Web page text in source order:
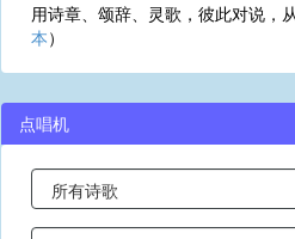
用诗章、颂辞、灵歌，彼此对说，
本）
点唱机